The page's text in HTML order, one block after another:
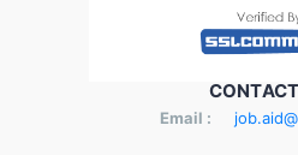
Email :